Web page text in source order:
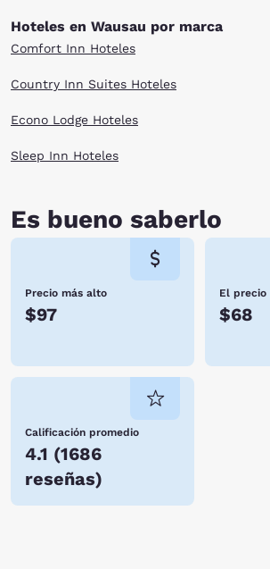
Hoteles en Wausau por marca
Comfort Inn Hoteles
Country Inn Suites Hoteles
Econo Lodge Hoteles
Sleep Inn Hoteles
Es bueno saberlo
Precio más alto
$97
El precio
$68
Calificación promedio
4.1 (1686
reseñas)